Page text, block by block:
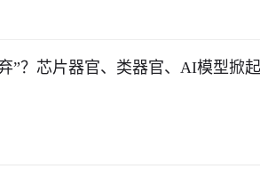
”？芯片器官、类器官、AI模型掀